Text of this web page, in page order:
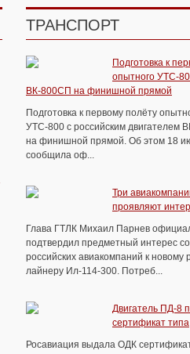
ТРАНСПОРТ
Подготовка к
опытного УТС-
ВК-800СП на финишной прямой
Подготовка к первому полёту
УТС-800 с российским двигателем
на финишной прямой. Об этом 18
сообщила оф...
Три
проявляют
Глава ГТЛК Михаил Парнев
подтвердил предметный интерес
российских авиакомпаний к новому
лайнеру Ил-114-300. Потреб...
Двигатель ПД-8
сертификат типа
Росавиация выдала ОДК